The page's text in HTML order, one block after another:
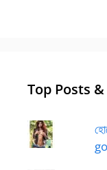
Top Posts